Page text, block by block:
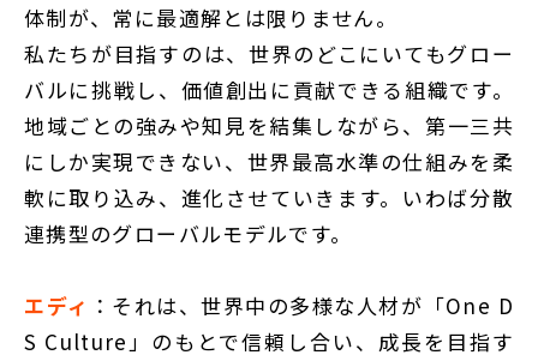
体制が、常に最適解とは限りません。
私たちが目指すのは、世界のどこにいてもグロー
バルに挑戦し、価値創出に貢献できる組織です。
地域ごとの強みや知見を結集しながら、第一三共
にしか実現できない、世界最高水準の仕組みを柔
軟に取り込み、進化させていきます。いわば分散
連携型のグローバルモデルです。
エディ ：それは、世界中の多様な人材が「One D
S Culture」のもとで信頼し合い、成長を目指す